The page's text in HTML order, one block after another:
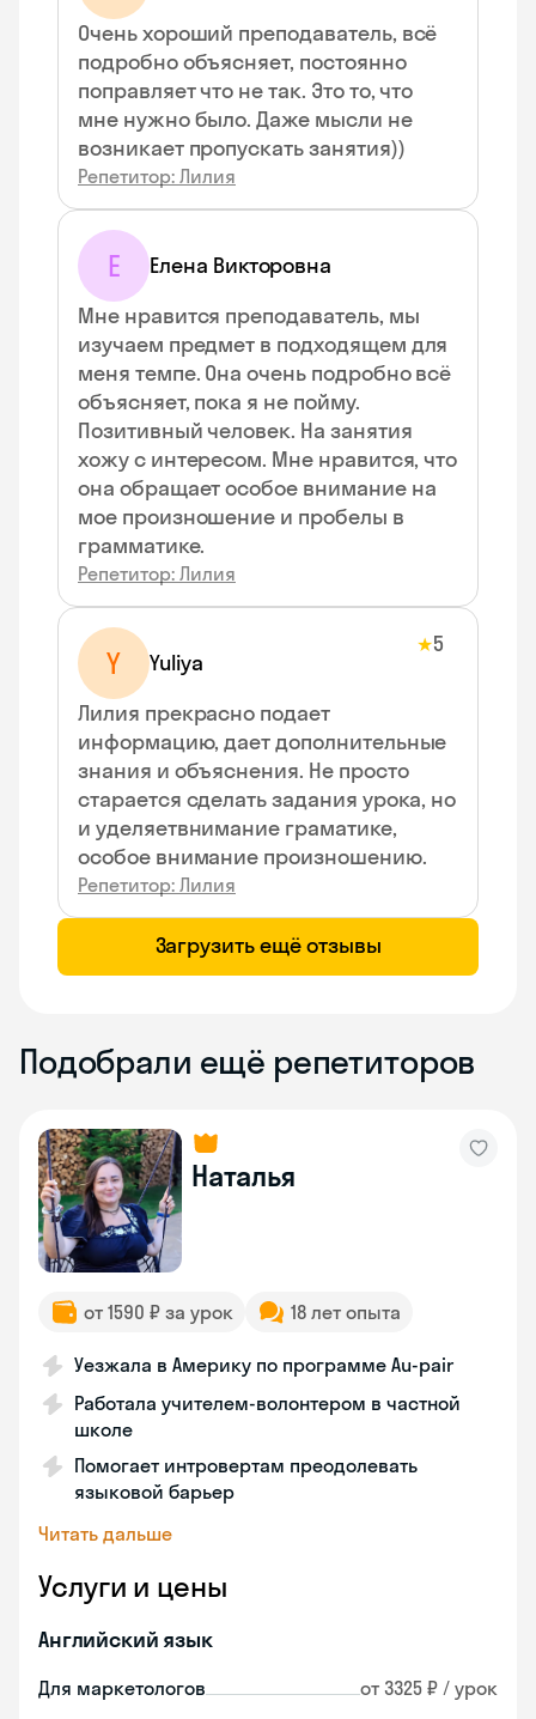
Очень хороший преподаватель, всё
подробно объясняет, постоянно
поправляет что не так. Это то, что
мне нужно было. Даже мысли не
возникает пропускать занятия))
Репетитор: Лилия
Е
Елена Викторовна
Мне нравится преподаватель, мы
изучаем предмет в подходящем для
меня темпе. Она очень подробно всё
объясняет, пока я не пойму.
Позитивный человек. На занятия
хожу с интересом. Мне нравится, что
она обращает особое внимание на
мое произношение и пробелы в
грамматике.
Репетитор: Лилия
Y Yuliya
★5
Лилия прекрасно подает
информацию, дает дополнительные
знания и объяснения. Не просто
старается сделать задания урока, но
и уделяетвнимание граматике,
особое внимание произношению.
Репетитор: Лилия
Загрузить ещё отзывы
Подобрали ещё репетиторов
Наталья
от 1590 ₽ за урок 18 лет опыта
Уезжала в Америку по программе Au-pair
Работала учителем-волонтером в частной
школе
Помогает интровертам преодолевать
языковой барьер
Читать дальше
Услуги и цены
Английский язык
Для маркетологов от 3325 ₽ / урок